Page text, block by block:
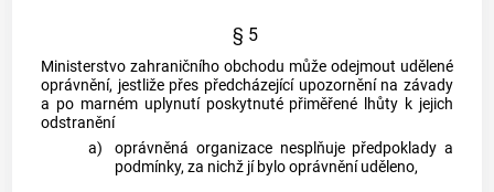
§ 5
Ministerstvo zahraničního obchodu může odejmout udělené
oprávnění, jestliže přes předcházející upozornění na závady
a po marném uplynutí poskytnuté přiměřené lhůty k jejich
odstranění
a)
oprávněná organizace nesplňuje předpoklady a
podmínky, za nichž jí bylo oprávnění uděleno,